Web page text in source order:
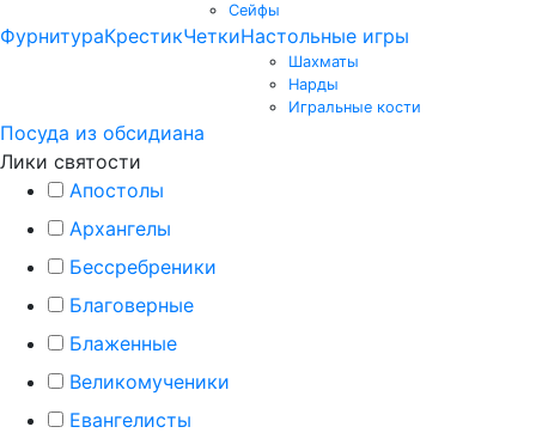
Сейфы
ФурнитураКрестикЧеткиНастольные игры
Шахматы
Нарды
Игральные кости
Посуда из обсидиана
Лики святости
Апостолы
Архангелы
Бессребреники
Благоверные
Блаженные
Великомученики
Евангелисты